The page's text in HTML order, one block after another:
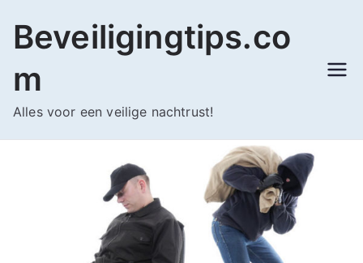
naar
inhoud
Beveiligingtips.co
m
Alles voor een veilige nachtrust!